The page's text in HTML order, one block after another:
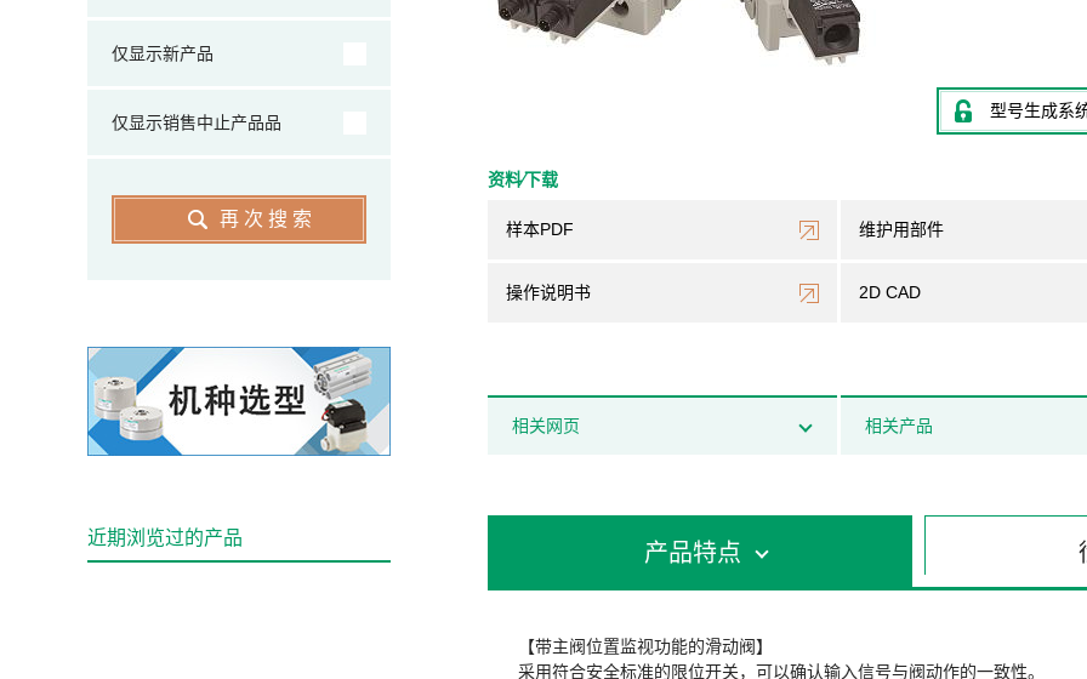
型号生成系
资料⁄下载
样本PDF 维护用部件
操作说明书 2D CAD
相关网页 相关产品
产品特点
【带主阀位置监视功能的滑动阀】
采用符合安全标准的限位开关，可以确认输入信号与阀动作的一致性。
仅显示新产品
仅显示销售中止产品品
再次搜索
近期浏览过的产品